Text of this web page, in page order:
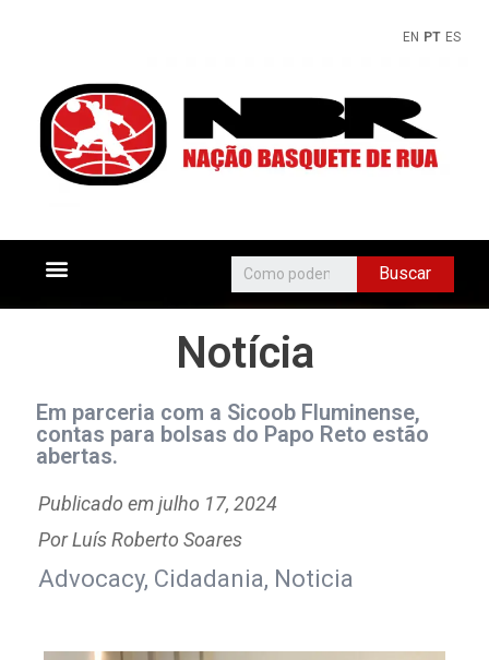
EN PT ES
Buscar
Notícia
Em parceria com a Sicoob Fluminense,
contas para bolsas do Papo Reto estão
abertas.
Publicado emjulho 17, 2024
PorLuís Roberto Soares
Advocacy, Cidadania, Noticia